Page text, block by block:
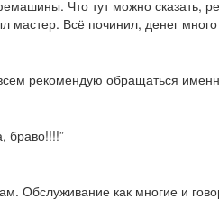
Что тут можно сказать,
мастер. Всё починил, денег
рекомендую обращаться
браво!!!!”
Обслуживание как многие и